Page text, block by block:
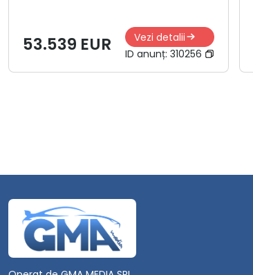
53.539 EUR
Vezi detalii
ID anunț: 310256